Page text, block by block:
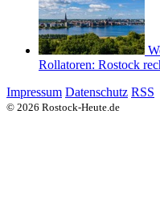
Rollatoren: Rostock
Impressum Datenschutz RSS
© 2026 Rostock-Heute.de